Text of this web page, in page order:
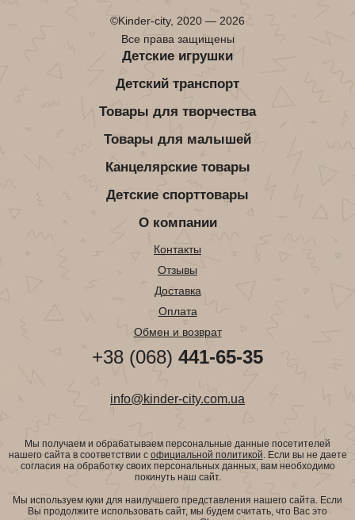
©Kinder-city, 2020 — 2026
Все права защищены
Детские игрушки
Детский транспорт
Товары для творчества
Товары для малышей
Канцелярские товары
Детские спорттовары
О компании
Контакты
Отзывы
Доставка
Оплата
Обмен и возврат
+38 (068) 441-65-35
info@kinder-city.com.ua
Мы получаем и обрабатываем персональные данные посетителей
нашего сайта в соответствии с официальной политикой. Если вы не даете
согласия на обработку своих персональных данных, вам необходимо
покинуть наш сайт.
Мы используем куки для наилучшего представления нашего сайта. Если
Вы продолжите использовать сайт, мы будем считать, что Вас это